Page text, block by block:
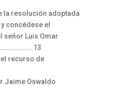
la resolución adoptada
concédese el
señor Luis Omar
13
recurso de
Jaime Oswaldo